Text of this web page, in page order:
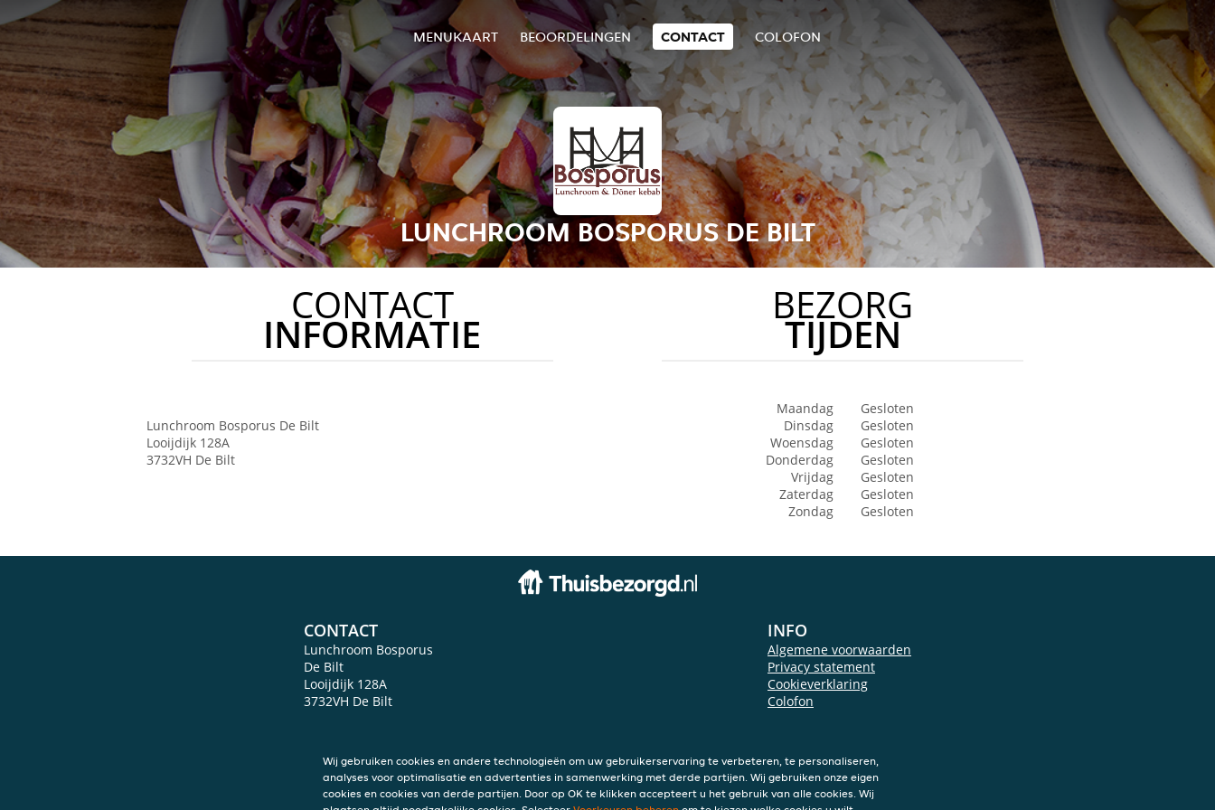
MENUKAART BEOORDELINGEN CONTACT COLOFON
LUNCHROOM BOSPORUS DE BILT
CONTACT
INFORMATIE
Lunchroom Bosporus De Bilt
Looijdijk 128A
3732VH De Bilt
BEZORG
TIJDEN
Maandag
Gesloten
Dinsdag
Gesloten
Woensdag
Gesloten
Donderdag
Gesloten
Vrijdag
Gesloten
Zaterdag
Gesloten
Zondag
Gesloten
CONTACT
Lunchroom Bosporus
De Bilt
Looijdijk 128A
3732VH De Bilt
INFO
Algemene voorwaarden
Privacy statement
Cookieverklaring
Colofon
Wij gebruiken cookies en andere technologieën om uw gebruikerservaring te verbeteren, te personaliseren,
analyses voor optimalisatie en advertenties in samenwerking met derde partijen. Wij gebruiken onze eigen
cookies en cookies van derde partijen. Door op OK te klikken accepteert u het gebruik van alle cookies. Wij